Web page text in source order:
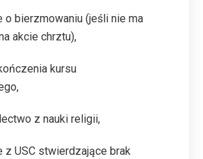
o bierzmowaniu (jeśli nie ma
akcie chrztu),
kursu
z nauki religii,
z USC stwierdzające brak